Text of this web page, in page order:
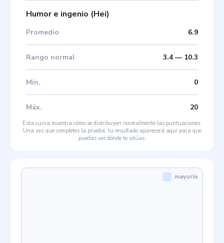
Humor e ingenio (Hei)
Promedio 6.9
Rango normal 3.4— 10.3
Mín. 0
Máx. 20
Esta curva muestra cómo se distribuyen normalmente las puntuaciones.
Una vez que completes la prueba, tu resultado aparecerá aquí para que
puedas ver dónde te sitúas.
mayoría